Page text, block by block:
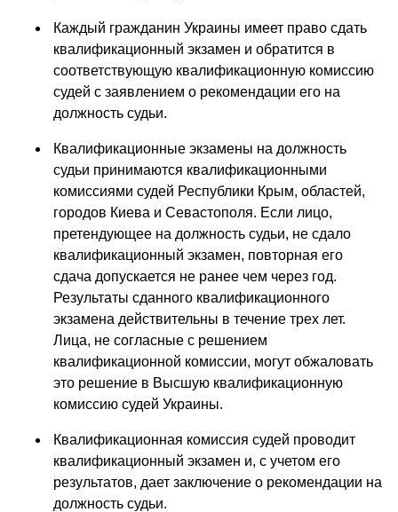
Каждый гражданин Украины имеет право сдать
квалификационный экзамен и обратится в
соответствующую квалификационную комиссию
судей с заявлением о рекомендации его на
должность судьи.
Квалификационные экзамены на должность
судьи принимаются квалификационными
комиссиями судей Республики Крым, областей,
городов Киева и Севастополя. Если лицо,
претендующее на должность судьи, не сдало
квалификационный экзамен, повторная его
сдача допускается не ранее чем через год.
Результаты сданного квалификационного
экзамена действительны в течение трех лет.
Лица, не согласные с решением
квалификационной комиссии, могут обжаловать
это решение в Высшую квалификационную
комиссию судей Украины.
Квалификационная комиссия судей проводит
квалификационный экзамен и, с учетом его
результатов, дает заключение о рекомендации на
должность судьи.